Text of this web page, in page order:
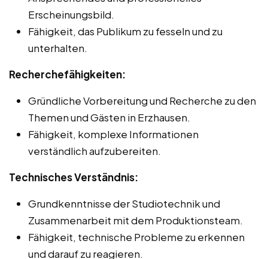
Erscheinungsbild.
Fähigkeit, das Publikum zu fesseln und zu
unterhalten.
Recherchefähigkeiten:
Gründliche Vorbereitung und Recherche zu den
Themen und Gästen in Erzhausen.
Fähigkeit, komplexe Informationen
verständlich aufzubereiten.
Technisches Verständnis:
Grundkenntnisse der Studiotechnik und
Zusammenarbeit mit dem Produktionsteam.
Fähigkeit, technische Probleme zu erkennen
und darauf zu reagieren.